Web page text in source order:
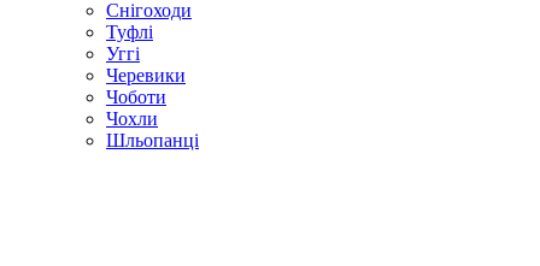
Снігоходи
Туфлі
Уггі
Черевики
Чоботи
Чохли
Шльопанці